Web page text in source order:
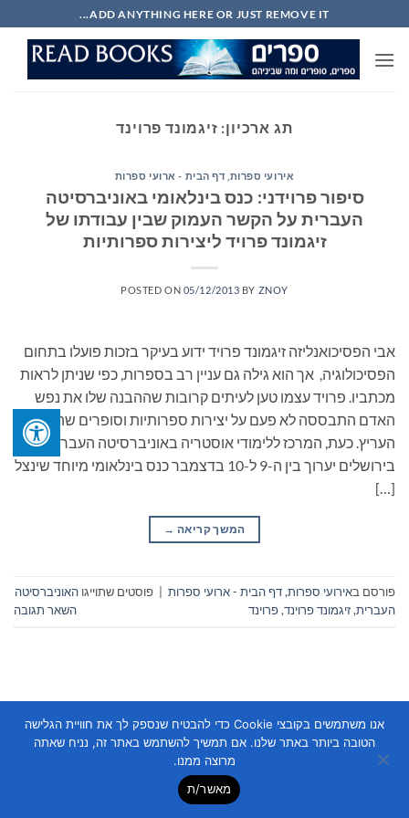
to
content
ADD ANYTHING HERE OR JUST REMOVE IT...
תג ארכיון: זיגמונד פרוינד
אירועי ספרות דף הבית - ארועי ספרות
סיפור פרוידני: כנס בינלאומי באוניברסיטה
העברית על הקשר העמוק שבין עבודתו של
זיגמונד פרויד ליצירות ספרותיות
POSTED ON 05/12/2013 BY ZNOY
אבי הפסיכואנליזה זיגמונד פרויד ידוע בעיקר בזכות פועלו בתחום
הפסיכולוגיה, אך הוא גילה גם עניין רב בספרות, כפי שניתן לראות
מכתביו. פרויד עצמו טען לעיתים קרובות שההבנה שלו את נפש
האדם התבססה לא פעם על יצירות ספרותיות וסופרים שהוא
העריץ. כעת, המרכז ללימודי אוסטריה באוניברסיטה העברית
בירושלים יערוך בין ה-9 ל-10 בדצמבר כנס בינלאומי מיוחד שינצל
[…]
המשך קריאה →
פורסם באירועי ספרות,דף הבית - ארועי ספרות פוסטים שתוייגו האוניברסיטה
העברית,זיגמונד פרוינד,פרוינד השאר תגובה
Copyright 2026 ©Flatsome Theme
אנו משתמשים בקובצי Cookie כדי להבטיח שנספק לך את חוויית הגלישה
הטובה ביותר באתר שלנו. אם תמשיך להשתמש באתר זה, נניח שאתה
מרוצה ממנו.
מאשר/ת